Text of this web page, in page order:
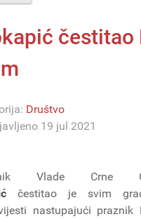
čestitao
Društvo
19 jul 2021
Vlade Crne
čestitao je svim
nastupajući